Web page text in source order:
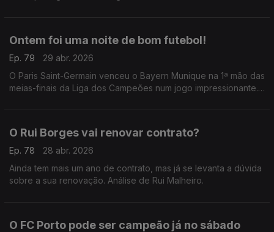
Ontem foi uma noite de bom futebol!
Ep. 79
29 abr. 2026
O Paris Saint-Germain venceu o Bayern Munique na 1ª mão das
meias-finais da Liga dos Campeões num jogo impressionante.
O Rui Borges vai renovar contrato?
Ep. 78
28 abr. 2026
Ainda tem mais um ano de contrato, mas já se levanta a dúvida
sobre a sua renovação. Análise de Rui Malheiro.
O FC Porto pode ser campeão já no sábado